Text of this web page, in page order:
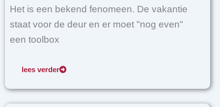
Het is een bekend fenomeen. De vakantie
staat voor de deur en er moet "nog even"
een toolbox
lees verder